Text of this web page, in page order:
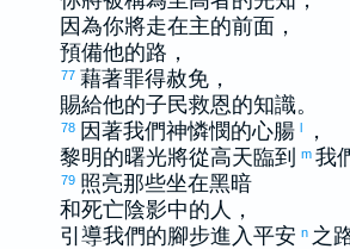
因為你將走在主的前面，
預備他的路，
77 藉著罪得赦免，
賜給他的子民救恩的知識。
78 因著我們神憐憫的心腸 l
，
黎明的曙光將從高天臨到
m 我
79 照亮那些坐在黑暗
和死亡陰影中的人，
引導我們的腳步進入平安 n 之